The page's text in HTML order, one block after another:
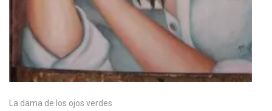
La dama de los ojos verdes